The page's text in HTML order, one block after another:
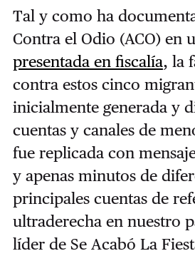
Tal y como ha
Contra el Odio (ACO) en
presentada en fiscalía, la
contra estos cinco
inicialmente generada y
cuentas y canales de
fue replicada con
y apenas minutos de
principales cuentas de
ultraderecha en nuestro
líder de Se Acabó La